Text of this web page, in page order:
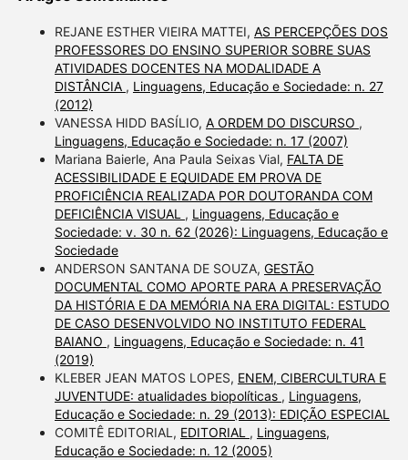
REJANE ESTHER VIEIRA MATTEI, AS PERCEPÇÕES DOS
PROFESSORES DO ENSINO SUPERIOR SOBRE SUAS
ATIVIDADES DOCENTES NA MODALIDADE A
DISTÂNCIA , Linguagens, Educação e Sociedade: n. 27
(2012)
VANESSA HIDD BASÍLIO, A ORDEM DO DISCURSO ,
Linguagens, Educação e Sociedade: n. 17 (2007)
Mariana Baierle, Ana Paula Seixas Vial, FALTA DE
ACESSIBILIDADE E EQUIDADE EM PROVA DE
PROFICIÊNCIA REALIZADA POR DOUTORANDA COM
DEFICIÊNCIA VISUAL , Linguagens, Educação e
Sociedade: v. 30 n. 62 (2026): Linguagens, Educação e
Sociedade
ANDERSON SANTANA DE SOUZA, GESTÃO
DOCUMENTAL COMO APORTE PARA A PRESERVAÇÃO
DA HISTÓRIA E DA MEMÓRIA NA ERA DIGITAL: ESTUDO
DE CASO DESENVOLVIDO NO INSTITUTO FEDERAL
BAIANO , Linguagens, Educação e Sociedade: n. 41
(2019)
KLEBER JEAN MATOS LOPES, ENEM, CIBERCULTURA E
JUVENTUDE: atualidades biopolíticas , Linguagens,
Educação e Sociedade: n. 29 (2013): EDIÇÃO ESPECIAL
COMITÊ EDITORIAL, EDITORIAL , Linguagens,
Educação e Sociedade: n. 12 (2005)